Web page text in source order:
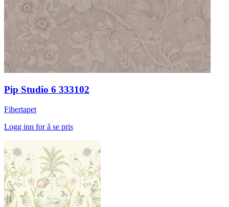
Pip Studio 6 333102
Fibertapet
Logg inn for å se pris